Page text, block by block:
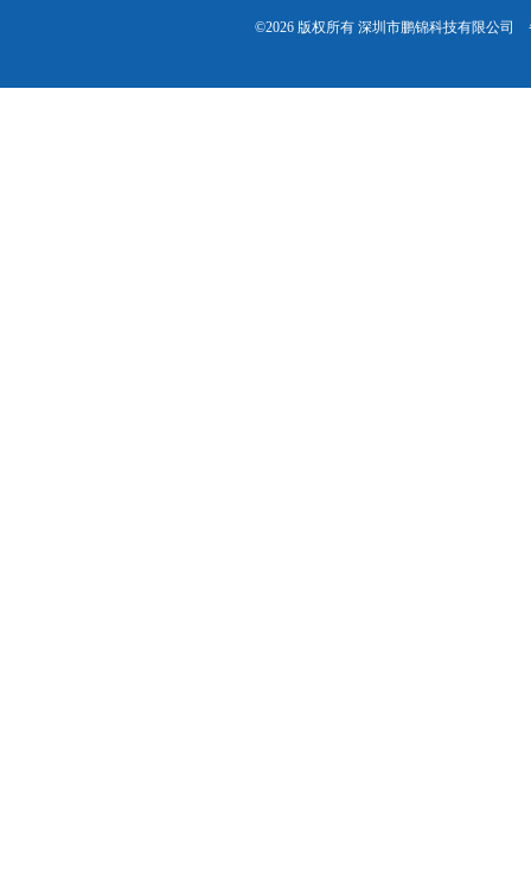
©2026 版权所有 深圳市鹏锦科技有限公司